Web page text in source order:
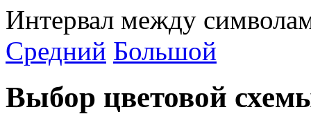
Интервал между
Средний Большой
Выбор цветовой